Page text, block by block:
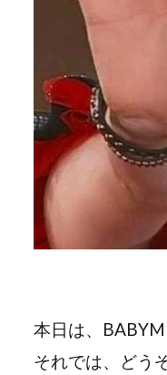
本日は、
それでは、どうぞ